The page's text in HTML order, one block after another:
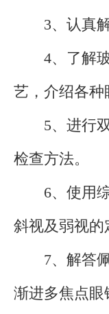
3、认真解
4、了解玻
艺，介绍各
5、进行双
检查方法。
6、使用综
斜视及弱视的
7、解答佩
渐进多焦点